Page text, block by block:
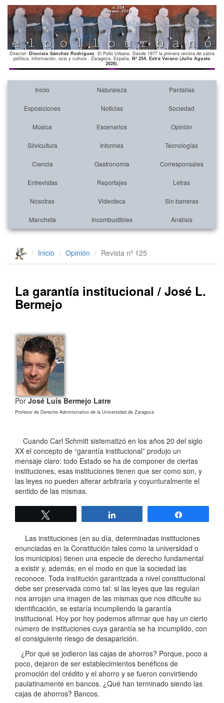
Director: Dionisio Sánchez Rodríguez. El Pollo Urbano. Desde 1977 la primera revista de sátira
política, información, ocio y cultura . Zaragoza. España. Nº 254. Extra Verano (Julio Agosto
2026).
Inicio Naturaleza Pantallas
Exposiciones Noticias Sociedad
Música Escenarios Opinión
Silvicultura Informes Tecnologías
Ciencia Gastronomía Corresponsales
Entrevistas Reportajes Letras
Nosotras Videoteca Sin barreras
Mancheta Incombustibles Análisis
Inicio Opinión Revista nº 125
La garantía institucional / José L.
Bermejo
PorJosé Luís Bermejo Latre
Profesor de Derecho Administrativo de la Universidad de Zaragoza
Cuando Carl Schmitt sistematizó en los años 20 del siglo
XX el concepto de “garantía institucional” produjo un
mensaje claro: todo Estado se ha de componer de ciertas
instituciones, esas instituciones tienen que ser como son, y
las leyes no pueden alterar arbitraria y coyunturalmente el
sentido de las mismas.
Las instituciones (en su día, determinadas instituciones
enunciadas en la Constitución tales como la universidad o
los municipios) tienen una especie de derecho fundamental
a existir y, además, en el modo en que la sociedad las
reconoce. Toda institución garantizada a nivel constitucional
debe ser preservada como tal: si las leyes que las regulan
nos arrojan una imagen de las mismas que nos dificulte su
identificación, se estaría incumpliendo la garantía
institucional. Hoy por hoy podemos afirmar que hay un cierto
número de instituciones cuya garantía se ha incumplido, con
el consiguiente riesgo de desaparición.
¿Por qué se jodieron las cajas de ahorros? Porque, poco a
poco, dejaron de ser establecimientos benéficos de
promoción del crédito y el ahorro y se fueron convirtiendo
paulatinamente en bancos. ¿Qué han terminado siendo las
cajas de ahorros? Bancos.